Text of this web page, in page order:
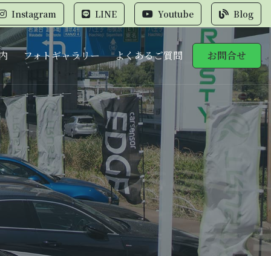
Instagram LINE Youtube Blog
フォトギャラリー よくあるご質問 お問合せ